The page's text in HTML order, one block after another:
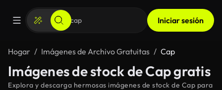
Iniciar sesión
Hogar Imágenes de Archivo Gratuitas Cap
Imágenes de stock de Cap gratis
Explora y descarga hermosas imágenes de stock de Cap para